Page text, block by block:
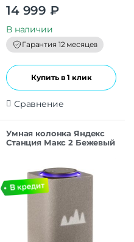
0
t
o
f
5
14 999 ₽
В наличии
Гарантия 12 месяцев
Купить в 1 клик
Сравнение
Умная колонка Яндекс
Станция Макс 2 Бежевый